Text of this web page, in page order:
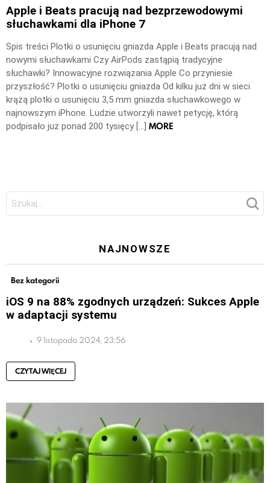
Apple i Beats pracują nad bezprzewodowymi
słuchawkami dla iPhone 7
Spis treści Plotki o usunięciu gniazda Apple i Beats pracują nad
nowymi słuchawkami Czy AirPods zastąpią tradycyjne
słuchawki? Innowacyjne rozwiązania Apple Co przyniesie
przyszłość? Plotki o usunięciu gniazda Od kilku już dni w sieci
krążą plotki o usunięciu 3,5 mm gniazda słuchawkowego w
najnowszym iPhone. Ludzie utworzyli nawet petycję, którą
podpisało już ponad 200 tysięcy […] MORE
Szukaj:
NAJNOWSZE
Bez kategorii
iOS 9 na 88% zgodnych urządzeń: Sukces Apple
w adaptacji systemu
9 listopada 2024, 23:56
CZYTAJ WIĘCEJ